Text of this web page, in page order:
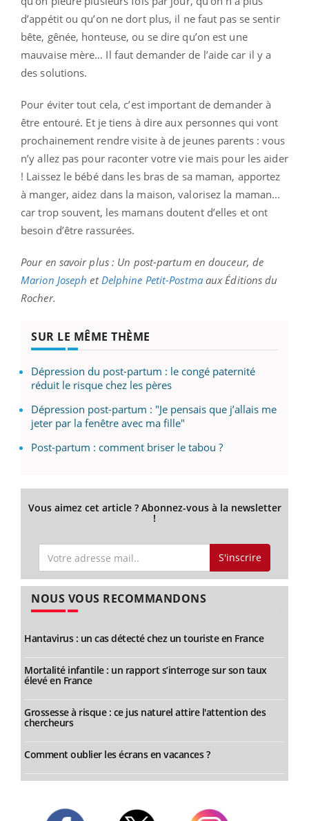
d’appétit ou qu’on ne dort plus, il ne faut pas se sentir
bête, gênée, honteuse, ou se dire qu’on est une
mauvaise mère… Il faut demander de l’aide car il y a
des solutions.
Pour éviter tout cela, c’est important de demander à
être entouré. Et je tiens à dire aux personnes qui vont
prochainement rendre visite à de jeunes parents : vous
n’y allez pas pour raconter votre vie mais pour les aider
! Laissez le bébé dans les bras de sa maman, apportez
à manger, aidez dans la maison, valorisez la maman...
car trop souvent, les mamans doutent d’elles et ont
besoin d’être rassurées.
Pour en savoir plus : Un post-partum en douceur, de
Marion Joseph et Delphine Petit-Postmaaux Éditions du
Rocher.
SUR LE MÊME THÈME
Dépression du post-partum : le congé paternité
réduit le risque chez les pères
Dépression post-partum : "Je pensais que j’allais me
jeter par la fenêtre avec ma fille"
Post-partum : comment briser le tabou ?
Vous aimez cet article ? Abonnez-vous à la newsletter
!
S'inscrire
NOUS VOUS RECOMMANDONS
Hantavirus : un cas détecté chez un touriste en France
Mortalité infantile : un rapport s’interroge sur son taux
élevé en France
Grossesse à risque : ce jus naturel attire l'attention des
chercheurs
Comment oublier les écrans en vacances ?